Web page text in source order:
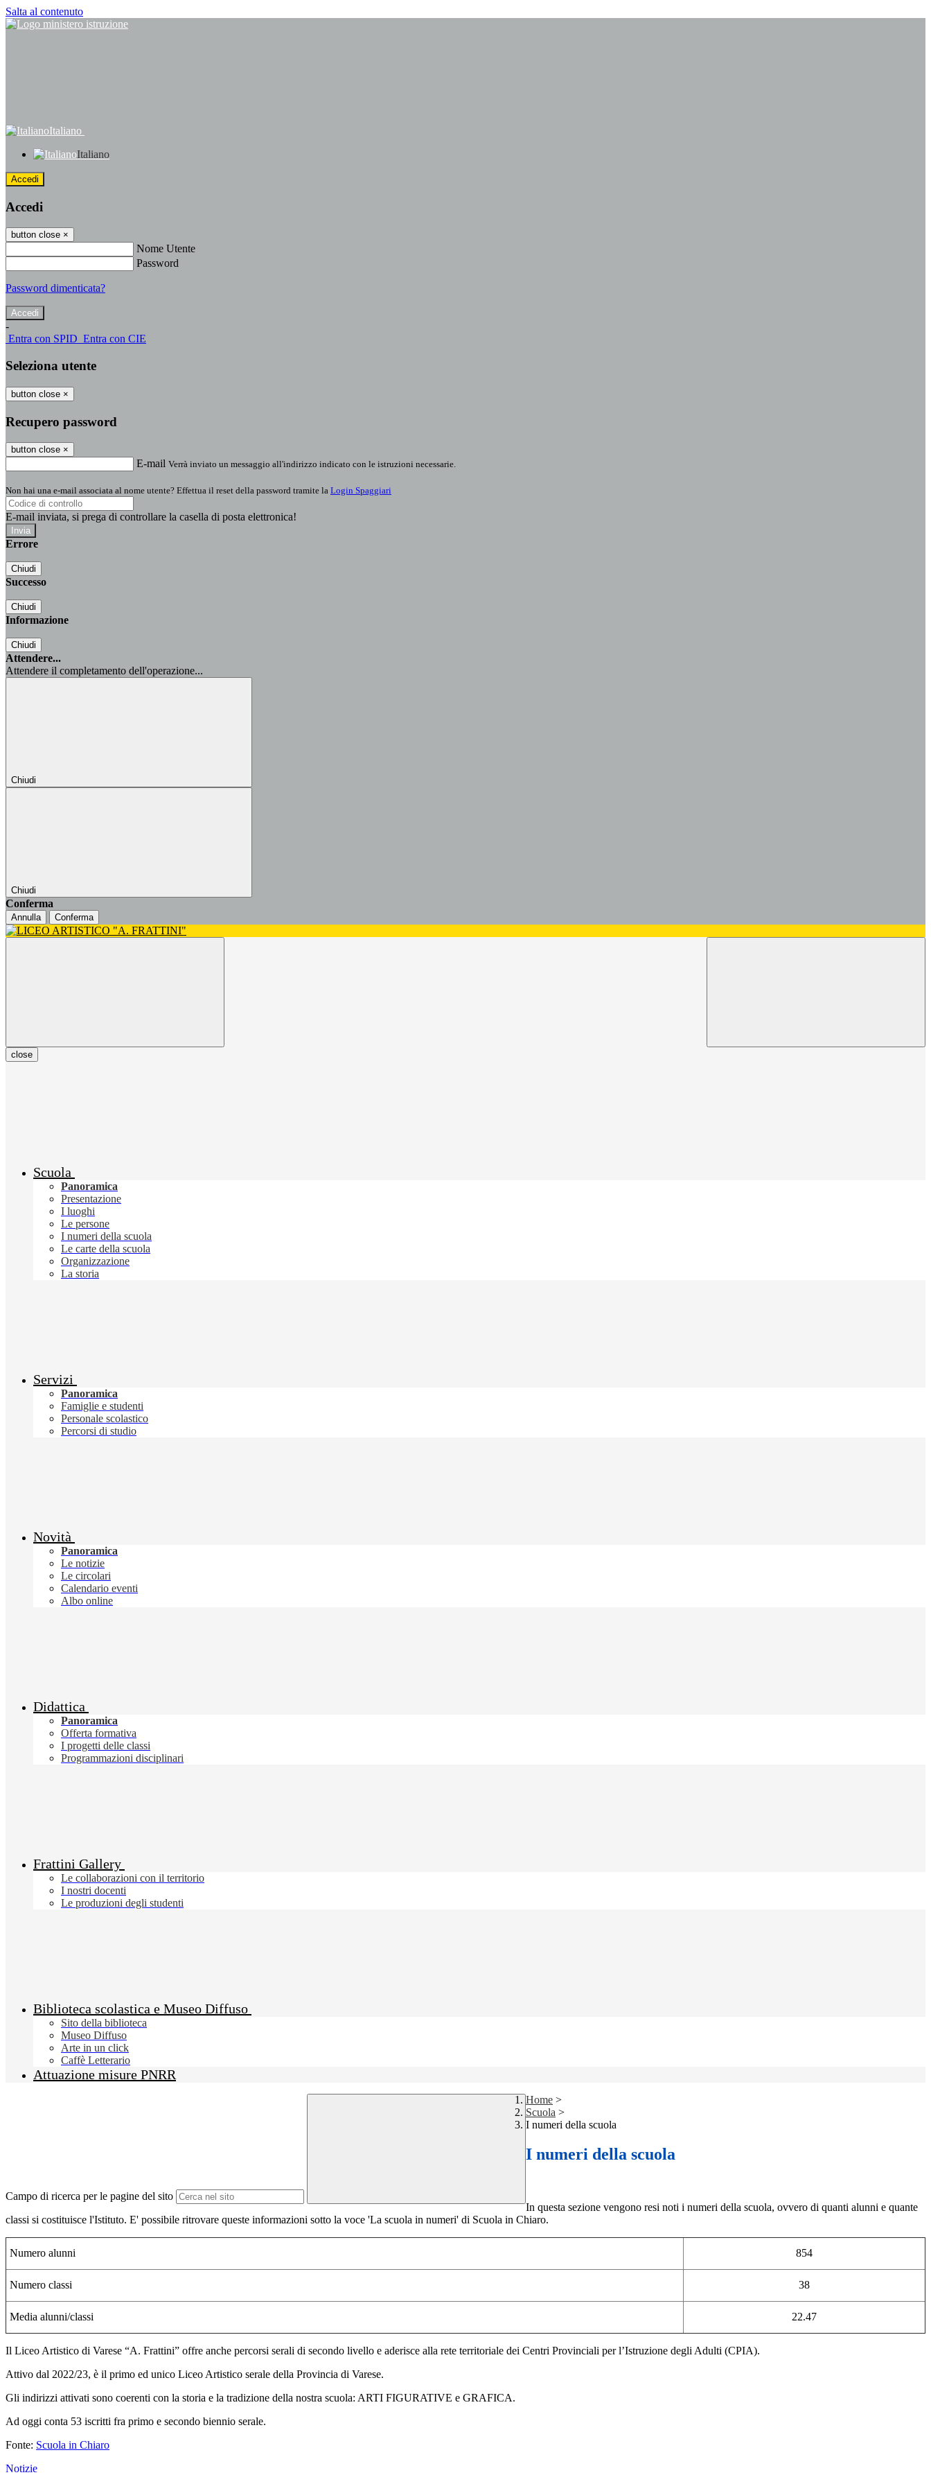
Salta al contenuto
Italiano
Italiano
Accedi
Accedi
button close ×
Nome Utente
Password
Password dimenticata?
-
Entra con SPID Entra con CIE
Seleziona utente
button close ×
Recupero password
button close ×
E-mail Verrà inviato un messaggio all'indirizzo indicato con le istruzioni necessarie.
Non hai una e-mail associata al nome utente? Effettua il reset della password tramite la Login Spaggiari
E-mail inviata, si prega di controllare la casella di posta elettronica!
Errore
Chiudi
Successo
Chiudi
Informazione
Chiudi
Attendere...
Attendere il completamento dell'operazione...
Chiudi
Chiudi
Conferma
Annulla Conferma
close
Scuola
Panoramica
Presentazione
I luoghi
Le persone
I numeri della scuola
Le carte della scuola
Organizzazione
La storia
Servizi
Panoramica
Famiglie e studenti
Personale scolastico
Percorsi di studio
Novità
Panoramica
Le notizie
Le circolari
Calendario eventi
Albo online
Didattica
Panoramica
Offerta formativa
I progetti delle classi
Programmazioni disciplinari
Frattini Gallery
Le collaborazioni con il territorio
I nostri docenti
Le produzioni degli studenti
Biblioteca scolastica e Museo Diffuso
Sito della biblioteca
Museo Diffuso
Arte in un click
Caffè Letterario
Attuazione misure PNRR
Campo di ricerca per le pagine del sito
Home >
Scuola >
I numeri della scuola
I numeri della scuola
In questa sezione vengono resi noti i numeri della scuola, ovvero di quanti alunni e quante
classi si costituisce l'Istituto. E' possibile ritrovare queste informazioni sotto la voce 'La scuola in numeri' di Scuola in Chiaro.
Numero alunni 854
Numero classi 38
Media alunni/classi 22.47
Il Liceo Artistico di Varese “A. Frattini” offre anche percorsi serali di secondo livello e aderisce alla rete territoriale dei Centri Provinciali per l’Istruzione degli Adulti (CPIA).
Attivo dal 2022/23, è il primo ed unico Liceo Artistico serale della Provincia di Varese.
Gli indirizzi attivati sono coerenti con la storia e la tradizione della nostra scuola: ARTI FIGURATIVE e GRAFICA.
Ad oggi conta 53 iscritti fra primo e secondo biennio serale.
Fonte: Scuola in Chiaro
Notizie